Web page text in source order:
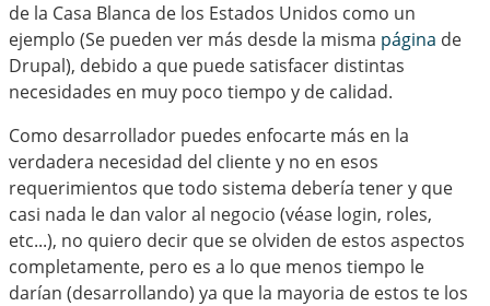
de la Casa Blanca de los Estados Unidos como un
ejemplo (Se pueden ver más desde la misma página de
Drupal), debido a que puede satisfacer distintas
necesidades en muy poco tiempo y de calidad.
Como desarrollador puedes enfocarte más en la
verdadera necesidad del cliente y no en esos
requerimientos que todo sistema debería tener y que
casi nada le dan valor al negocio (véase login, roles,
etc...), no quiero decir que se olviden de estos aspectos
completamente, pero es a lo que menos tiempo le
darían (desarrollando) ya que la mayoria de estos te los